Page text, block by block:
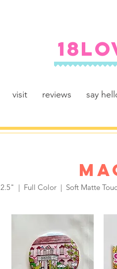
visit reviews say
2.5" | Full Color | Soft Matte